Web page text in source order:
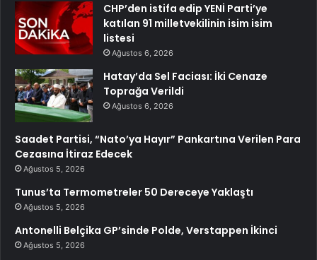
CHP’den istifa edip YENİ Parti’ye
katılan 91 milletvekilinin isim isim
listesi
Ağustos 6, 2026
Hatay’da Sel Faciası: İki Cenaze
Toprağa Verildi
Ağustos 6, 2026
Saadet Partisi, “Nato’ya Hayır” Pankartına Verilen Para
Cezasına İtiraz Edecek
Ağustos 5, 2026
Tunus’ta Termometreler 50 Dereceye Yaklaştı
Ağustos 5, 2026
Antonelli Belçika GP’sinde Polde, Verstappen İkinci
Ağustos 5, 2026